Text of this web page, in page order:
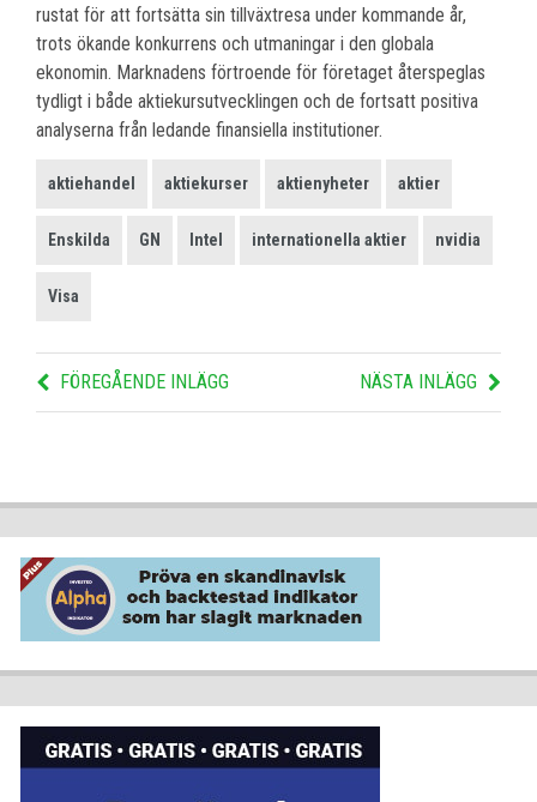
rustat för att fortsätta sin tillväxtresa under kommande år,
trots ökande konkurrens och utmaningar i den globala
ekonomin. Marknadens förtroende för företaget återspeglas
tydligt i både aktiekursutvecklingen och de fortsatt positiva
analyserna från ledande finansiella institutioner.
aktiehandel aktiekurser aktienyheter aktier
Enskilda GN Intel internationella aktier nvidia
Visa
FÖREGÅENDE INLÄGG NÄSTA INLÄGG